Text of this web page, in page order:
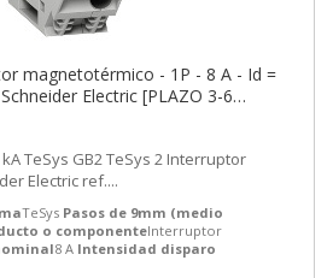
magnetotérmico - 1P - 8 A - Id =
Electric [PLAZO 3-6
Electric ref....
TeSys Pasos de 9mm (medio
o componenteInterruptor
8 A Intensidad disparo